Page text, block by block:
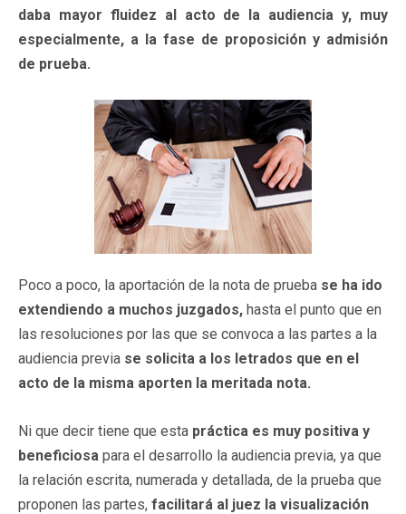
daba mayor fluidez al acto de la audiencia y, muy
especialmente, a la fase de proposición y admisión
de prueba.
Poco a poco, la aportación de la nota de prueba se ha ido
extendiendo a muchos juzgados, hasta el punto que en
las resoluciones por las que se convoca a las partes a la
audiencia previa se solicita a los letrados que en el
acto de la misma aporten la meritada nota.
Ni que decir tiene que esta práctica es muy positiva y
beneficiosa para el desarrollo la audiencia previa, ya que
la relación escrita, numerada y detallada, de la prueba que
proponen las partes, facilitará al juez la visualización